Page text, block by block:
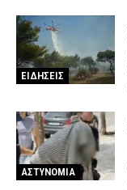
ΕΙΔΗΣΕΙΣ
ΑΣΤΥΝΟΜΙΑ